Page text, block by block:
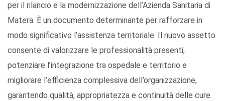
per il rilancio e la modernizzazione dell’Azienda Sanitaria di
Matera. È un documento determinante per rafforzare in
modo significativo l’assistenza territoriale. Il nuovo assetto
consente di valorizzare le professionalità presenti,
potenziare l’integrazione tra ospedale e territorio e
migliorare l’efficienza complessiva dell’organizzazione,
garantendo qualità, appropriatezza e continuità delle cure.